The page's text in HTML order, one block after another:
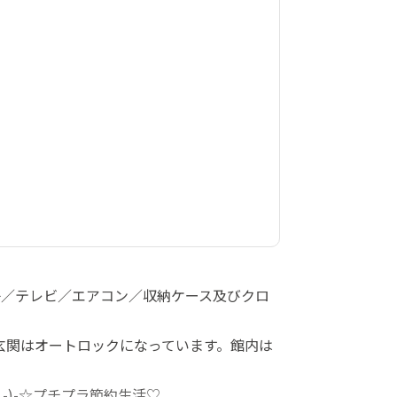
テレビ／エアコン／収納ケース及びクロ
はオートロックになっています。館内は